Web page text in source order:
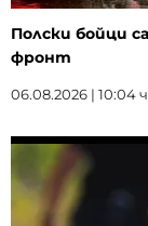
Полски бойци
фронт
06.08.2026 | 10:04